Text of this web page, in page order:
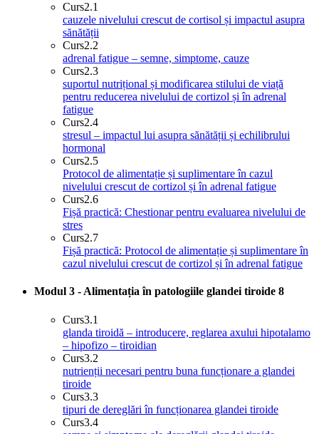
Curs2.1
cauzele nivelului crescut de cortisol și impactul asupra
sănătății
Curs2.2
adrenal fatigue – semne, simptome, cauze
Curs2.3
suportul nutrițional și modificarea stilului de viață
pentru reducerea nivelului de cortizol și în adrenal
fatigue
Curs2.4
stresul – impactul lui asupra sănătății și echilibrului
hormonal
Curs2.5
Protocol de alimentație și suplimentare în cazul
nivelului crescut de cortizol și în adrenal fatigue
Curs2.6
Fișă practică: Chestionar pentru evaluarea nivelului de
stres
Curs2.7
Fișă practică: Protocol de alimentație și suplimentare în
cazul nivelului crescut de cortizol și în adrenal fatigue
Modul 3 - Alimentația în patologiile glandei tiroide 8
Curs3.1
glanda tiroidă – introducere, reglarea axului hipotalamo
– hipofizo – tiroidian
Curs3.2
nutrienții necesari pentru buna funcționare a glandei
tiroide
Curs3.3
tipuri de dereglări în funcționarea glandei tiroide
Curs3.4